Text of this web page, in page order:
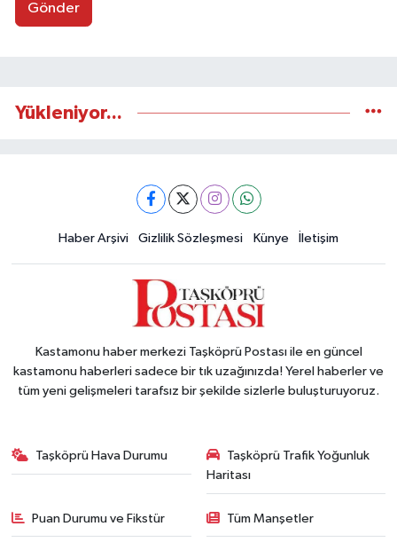
Gönder
Yükleniyor...
Haber Arşivi Gizlilik Sözleşmesi Künye İletişim
Kastamonu haber merkezi Taşköprü Postası ile en güncel
kastamonu haberleri sadece bir tık uzağınızda! Yerel haberler ve
tüm yeni gelişmeleri tarafsız bir şekilde sizlerle buluşturuyoruz.
Taşköprü Hava Durumu
Taşköprü Trafik Yoğunluk
Haritası
Puan Durumu ve Fikstür Tüm Manşetler